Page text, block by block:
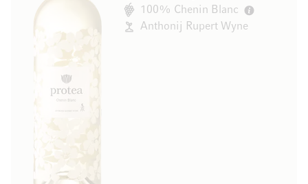
100% Chenin Blanc
Anthonij Rupert Wyne